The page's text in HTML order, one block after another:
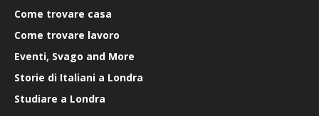
Come trovare casa
Come trovare lavoro
Eventi, Svago and More
Storie di Italiani a Londra
Studiare a Londra